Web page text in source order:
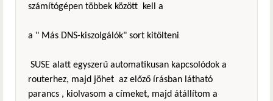
számítógépen többek között kell a
a " Más DNS-kiszolgálók" sort kitölteni
SUSE alatt egyszerű automatikusan kapcsolódok a
routerhez, majd jöhet az előző írásban látható
parancs , kiolvasom a címeket, majd átállítom a